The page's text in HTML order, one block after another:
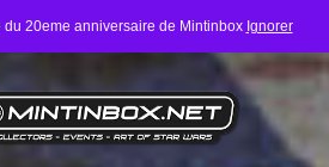
20eme anniversaire de Mintinbox Ignorer